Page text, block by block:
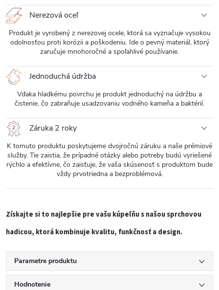
Nerezová oceľ
Produkt je vyrobený z nerezovej ocele, ktorá sa vyznačuje vysokou
odolnosťou proti korózii a poškodeniu. Ide o pevný materiál, ktorý
zaručuje mnohoročné a spoľahlivé používanie.
Jednoduchá údržba
Vďaka hladkému povrchu je produkt jednoduchý na údržbu a
čistenie, čo zabraňuje usadzovaniu vodného kameňa a baktérií.
Záruka 2 roky
K tomuto produktu poskytujeme dvojročnú záruku a naše prémiové
služby. Tie zaistia, že prípadné otázky alebo potreby budú vyriešené
rýchlo a efektívne, čo zaisťuje, že vaša skúsenosť s produktom bude
vždy prvotriedna a bezproblémová.
Získajte si to najlepšie pre vašu kúpeľňu s našou sprchovou
hadicou, ktorá kombinuje kvalitu, funkčnosť a design.
Parametre produktu
Hodnotenie